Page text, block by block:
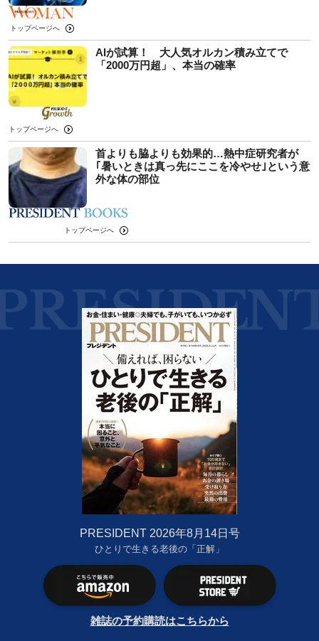
トップページへ
AIが試算！ 大人気オルカン積み立てで
「2000万円超」、本当の確率
トップページへ
首よりも脇よりも効果的…熱中症研究者が
｢暑いときは真っ先にここを冷やせ｣という意
外な体の部位
トップページへ
PRESIDENT 2026年8月14日号
ひとりで生きる老後の「正解」
雑誌の予約購読はこちらから